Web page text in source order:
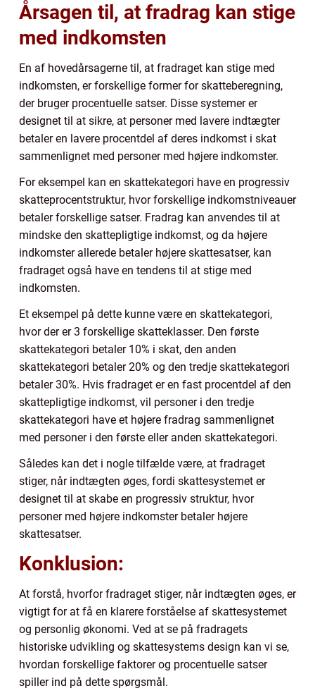
Årsagen til, at fradrag kan stige
med indkomsten
En af hovedårsagerne til, at fradraget kan stige med
indkomsten, er forskellige former for skatteberegning,
der bruger procentuelle satser. Disse systemer er
designet til at sikre, at personer med lavere indtægter
betaler en lavere procentdel af deres indkomst i skat
sammenlignet med personer med højere indkomster.
For eksempel kan en skattekategori have en progressiv
skatteprocentstruktur, hvor forskellige indkomstniveauer
betaler forskellige satser. Fradrag kan anvendes til at
mindske den skattepligtige indkomst, og da højere
indkomster allerede betaler højere skattesatser, kan
fradraget også have en tendens til at stige med
indkomsten.
Et eksempel på dette kunne være en skattekategori,
hvor der er 3 forskellige skatteklasser. Den første
skattekategori betaler 10% i skat, den anden
skattekategori betaler 20% og den tredje skattekategori
betaler 30%. Hvis fradraget er en fast procentdel af den
skattepligtige indkomst, vil personer i den tredje
skattekategori have et højere fradrag sammenlignet
med personer i den første eller anden skattekategori.
Således kan det i nogle tilfælde være, at fradraget
stiger, når indtægten øges, fordi skattesystemet er
designet til at skabe en progressiv struktur, hvor
personer med højere indkomster betaler højere
skattesatser.
Konklusion:
At forstå, hvorfor fradraget stiger, når indtægten øges, er
vigtigt for at få en klarere forståelse af skattesystemet
og personlig økonomi. Ved at se på fradragets
historiske udvikling og skattesystems design kan vi se,
hvordan forskellige faktorer og procentuelle satser
spiller ind på dette spørgsmål.